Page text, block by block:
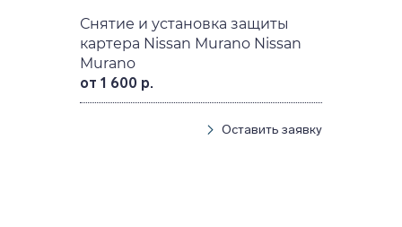
Снятие и установка защиты
картера Nissan Murano Nissan
Murano
от 1 600 р.
Оставить заявку